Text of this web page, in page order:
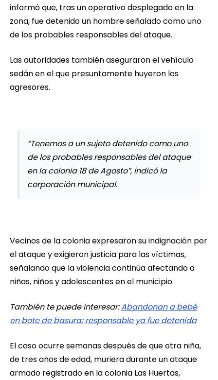
informó que, tras un operativo desplegado en la
zona, fue detenido un hombre señalado como uno
de los probables responsables del ataque.
Las autoridades también aseguraron el vehículo
sedán en el que presuntamente huyeron los
agresores.
“Tenemos a un sujeto detenido como uno
de los probables responsables del ataque
en la colonia 18 de Agosto”, indicó la
corporación municipal.
Vecinos de la colonia expresaron su indignación por
el ataque y exigieron justicia para las víctimas,
señalando que la violencia continúa afectando a
niñas, niños y adolescentes en el municipio.
También te puede interesar:Abandonan a bebé
en bote de basura; responsable ya fue detenida
El caso ocurre semanas después de que otra niña,
de tres años de edad, muriera durante un ataque
armado registrado en la colonia Las Huertas,